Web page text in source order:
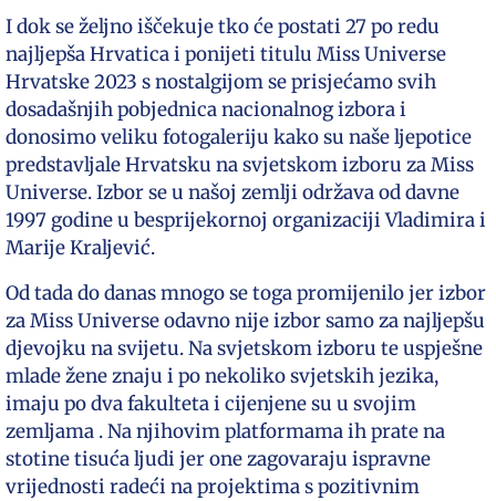
I dok se željno iščekuje tko će postati 27 po redu
najljepša Hrvatica i ponijeti titulu Miss Universe
Hrvatske 2023 s nostalgijom se prisjećamo svih
dosadašnjih pobjednica nacionalnog izbora i
donosimo veliku fotogaleriju kako su naše ljepotice
predstavljale Hrvatsku na svjetskom izboru za Miss
Universe. Izbor se u našoj zemlji održava od davne
1997 godine u besprijekornoj organizaciji Vladimira i
Marije Kraljević.
Od tada do danas mnogo se toga promijenilo jer izbor
za Miss Universe odavno nije izbor samo za najljepšu
djevojku na svijetu. Na svjetskom izboru te uspješne
mlade žene znaju i po nekoliko svjetskih jezika,
imaju po dva fakulteta i cijenjene su u svojim
zemljama . Na njihovim platformama ih prate na
stotine tisuća ljudi jer one zagovaraju ispravne
vrijednosti radeći na projektima s pozitivnim